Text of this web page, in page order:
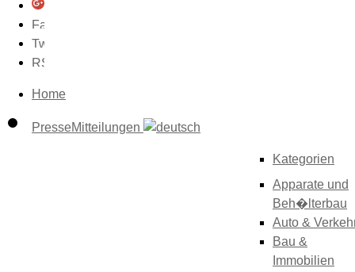
Home
PresseMitteilungen
Kategorien
Apparate und
Beh�lterbau
Auto &
Bau &
Immobilien